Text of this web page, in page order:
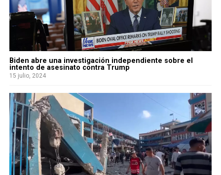
Biden abre una investigación independiente sobre el
intento de asesinato contra Trump
15 julio, 2024